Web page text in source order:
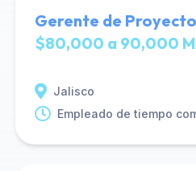
Gerente de
$80,000 a 90,000
Jalisco
Empleado de tiempo